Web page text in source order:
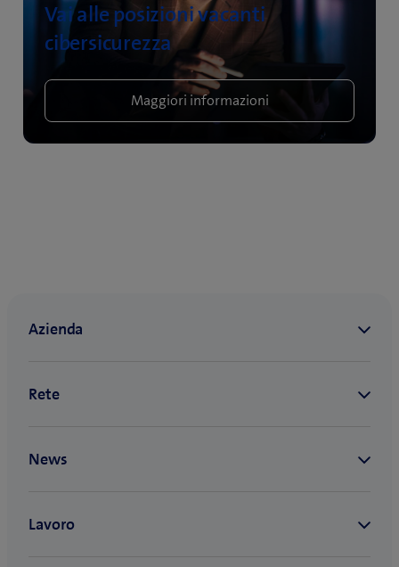
Vai alle posizioni vacanti
cibersicurezza
Maggiori informazioni